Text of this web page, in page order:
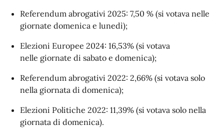
Referendum abrogativi 2025: 7,50 % (si votava nelle
giornate domenica e lunedì);
Elezioni Europee 2024: 16,53% (si votava
nelle giornate di sabato e domenica);
Referendum abrogativi 2022: 2,66% (si votava solo
nella giornata di domenica);
Elezioni Politiche 2022: 11,39% (si votava solo nella
giornata di domenica).